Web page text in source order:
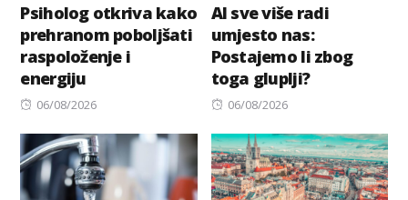
Psiholog otkriva kako
prehranom poboljšati
raspoloženje i
energiju
Posted
06/08/2026
AI sve više radi
umjesto nas:
Postajemo li zbog
toga gluplji?
Posted
06/08/2026